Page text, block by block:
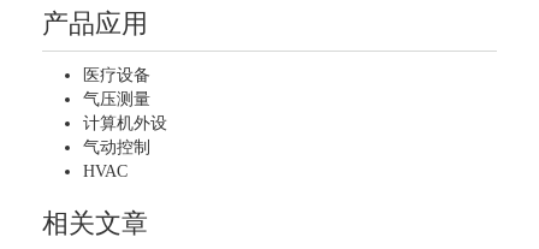
产品应用
医疗设备
气压测量
计算机外设
气动控制
HVAC
相关文章